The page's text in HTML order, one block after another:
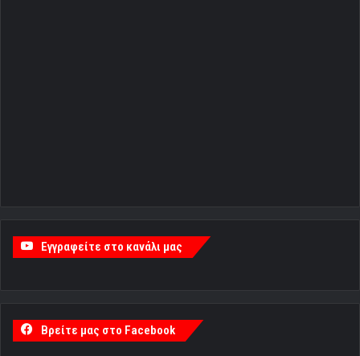
Εγγραφείτε στο κανάλι μας
Βρείτε μας στο Facebook